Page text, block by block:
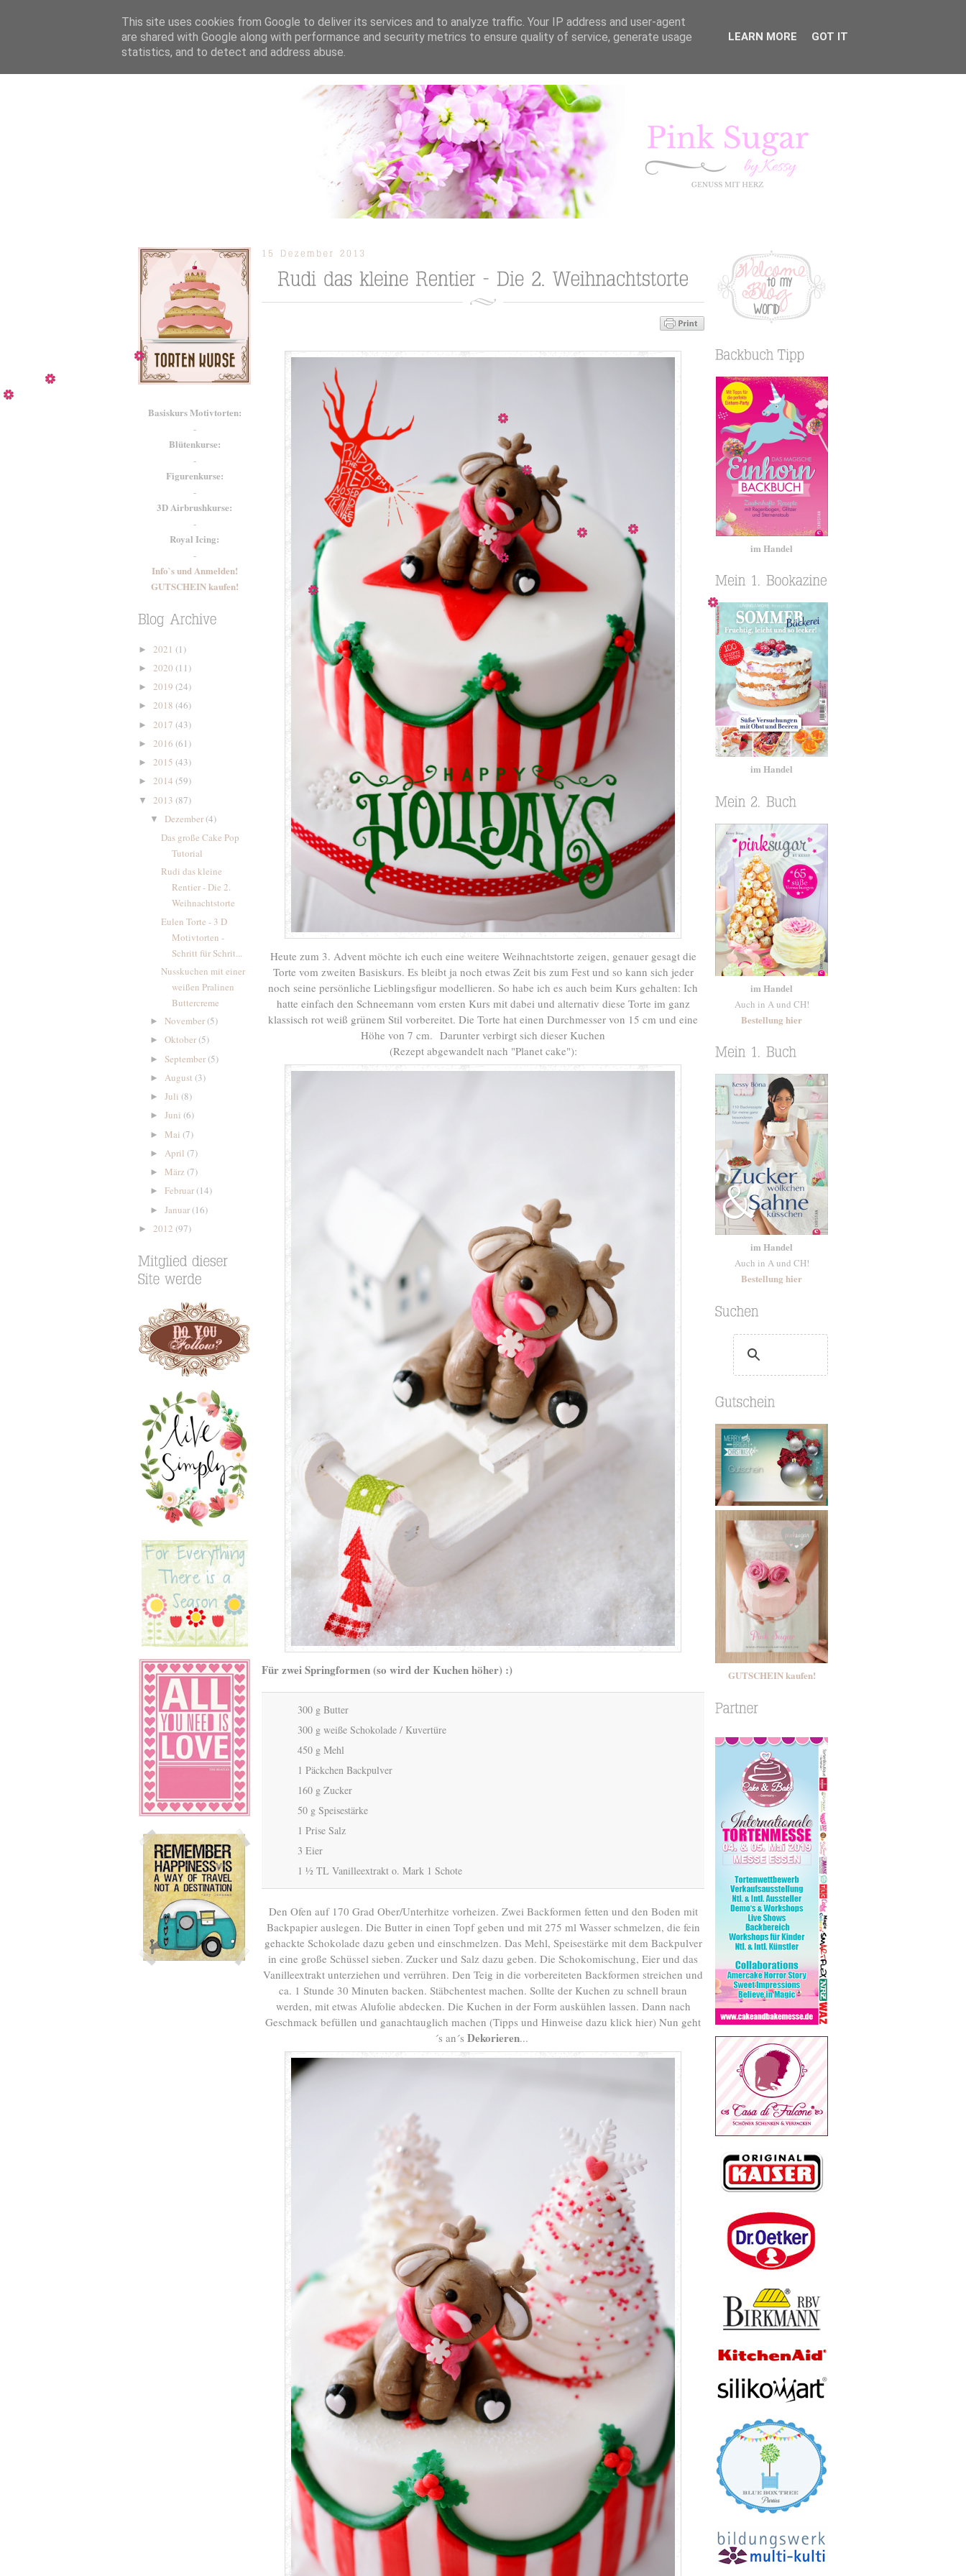
ÜBER MICH KOOPERATION
Basiskurs Motivtorten:
-
Blütenkurse:
-
Figurenkurse:
-
3D Airbrushkurse:
-
Royal Icing:
-
Info`s und Anmelden!
GUTSCHEIN kaufen!
► 2021 (1)
► 2020 (11)
► 2019 (24)
► 2018 (46)
► 2017 (43)
► 2016 (61)
► 2015 (43)
► 2014 (59)
▼ 2013 (87)
▼ Dezember(4)
Das große Cake Pop
Tutorial
Rudi das kleine
Rentier - Die 2.
Weihnachtstorte
Eulen Torte - 3 D
Motivtorten -
Schritt für Schrit...
Nusskuchen mit einer
weißen Pralinen
Buttercreme
► November(5)
► Oktober(5)
► September(5)
► August (3)
► Juli (8)
► Juni (6)
► Mai (7)
► April (7)
► März(7)
► Februar(14)
► Januar(16)
► 2012 (97)
Heute zum 3. Advent möchte ich euch eine weitere Weihnachtstorte zeigen, genauer gesagt die
Torte vom zweiten Basiskurs. Es bleibt ja noch etwas Zeit bis zum Fest und so kann sich jeder
noch seine persönliche Lieblingsfigur modellieren. So habe ich es auch beim Kurs gehalten: Ich
hatte einfach den Schneemann vom ersten Kurs mit dabei und alternativ diese Torte im ganz
klassisch rot weiß grünem Stil vorbereitet. Die Torte hat einen Durchmesser von 15 cm und eine
Höhe von 7 cm. Darunter verbirgt sich dieser Kuchen
(Rezept abgewandelt nach "Planet cake"):
Für zwei Springformen (so wird der Kuchen höher) :)
300 g Butter
300 g weiße Schokolade / Kuvertüre
450 g Mehl
1 Päckchen Backpulver
160 g Zucker
50 g Speisestärke
1 Prise Salz
3 Eier
1 ½ TL Vanilleextrakt o. Mark 1 Schote
Den Ofen auf 170 Grad Ober/Unterhitze vorheizen. Zwei Backformen fetten und den Boden mit
Backpapier auslegen. Die Butter in einen Topf geben und mit 275 ml Wasser schmelzen, die fein
gehackte Schokolade dazu geben und einschmelzen. Das Mehl, Speisestärke mit dem Backpulver
in eine große Schüssel sieben. Zucker und Salz dazu geben. Die Schokomischung, Eier und das
Vanilleextrakt unterziehen und verrühren. Den Teig in die vorbereiteten Backformen streichen und
ca. 1 Stunde 30 Minuten backen. Stäbchentest machen. Sollte der Kuchen zu schnell braun
werden, mit etwas Alufolie abdecken. Die Kuchen in der Form auskühlen lassen. Dann nach
Geschmack befüllen und ganachtauglich machen (Tipps und Hinweise dazu klick hier) Nun geht
´s an´s Dekorieren...
im Handel
im Handel
im Handel
Auch in A und CH!
Bestellung hier
im Handel
Auch in A und CH!
Bestellung hier
GUTSCHEIN kaufen!
This site uses cookies from Google to deliver its services and to analyze traffic. Your IP address and user-agent
are shared with Google along with performance and security metrics to ensure quality of service, generate usage
statistics, and to detect and address abuse.
LEARN MORE GOT IT